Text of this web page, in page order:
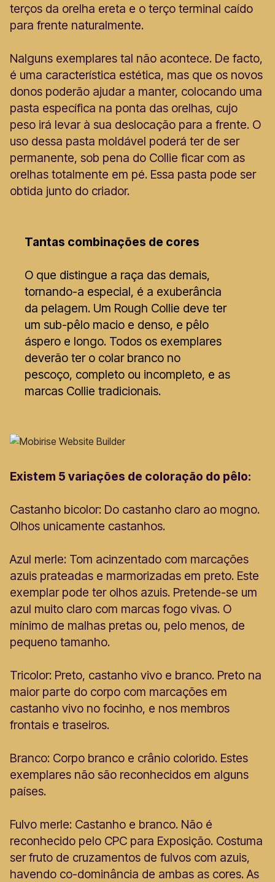
terços da orelha ereta e o terço terminal caído
para frente naturalmente.
Nalguns exemplares tal não acontece. De facto,
é uma característica estética, mas que os novos
donos poderão ajudar a manter, colocando uma
pasta específica na ponta das orelhas, cujo
peso irá levar à sua deslocação para a frente. O
uso dessa pasta moldável poderá ter de ser
permanente, sob pena do Collie ficar com as
orelhas totalmente em pé. Essa pasta pode ser
obtida junto do criador.
Tantas combinações de cores
O que distingue a raça das demais,
tornando-a especial, é a exuberância
da pelagem. Um Rough Collie deve ter
um sub-pêlo macio e denso, e pêlo
áspero e longo. Todos os exemplares
deverão ter o colar branco no
pescoço, completo ou incompleto, e as
marcas Collie tradicionais.
Existem 5 variações de coloração do pêlo:
Castanho bicolor: Do castanho claro ao mogno.
Olhos unicamente castanhos.
Azul merle: Tom acinzentado com marcações
azuis prateadas e marmorizadas em preto. Este
exemplar pode ter olhos azuis. Pretende-se um
azul muito claro com marcas fogo vivas. O
mínimo de malhas pretas ou, pelo menos, de
pequeno tamanho.
Tricolor: Preto, castanho vivo e branco. Preto na
maior parte do corpo com marcações em
castanho vivo no focinho, e nos membros
frontais e traseiros.
Branco: Corpo branco e crânio colorido. Estes
exemplares não são reconhecidos em alguns
países.
Fulvo merle: Castanho e branco. Não é
reconhecido pelo CPC para Exposição. Costuma
ser fruto de cruzamentos de fulvos com azuis,
havendo co-dominância de ambas as cores. As